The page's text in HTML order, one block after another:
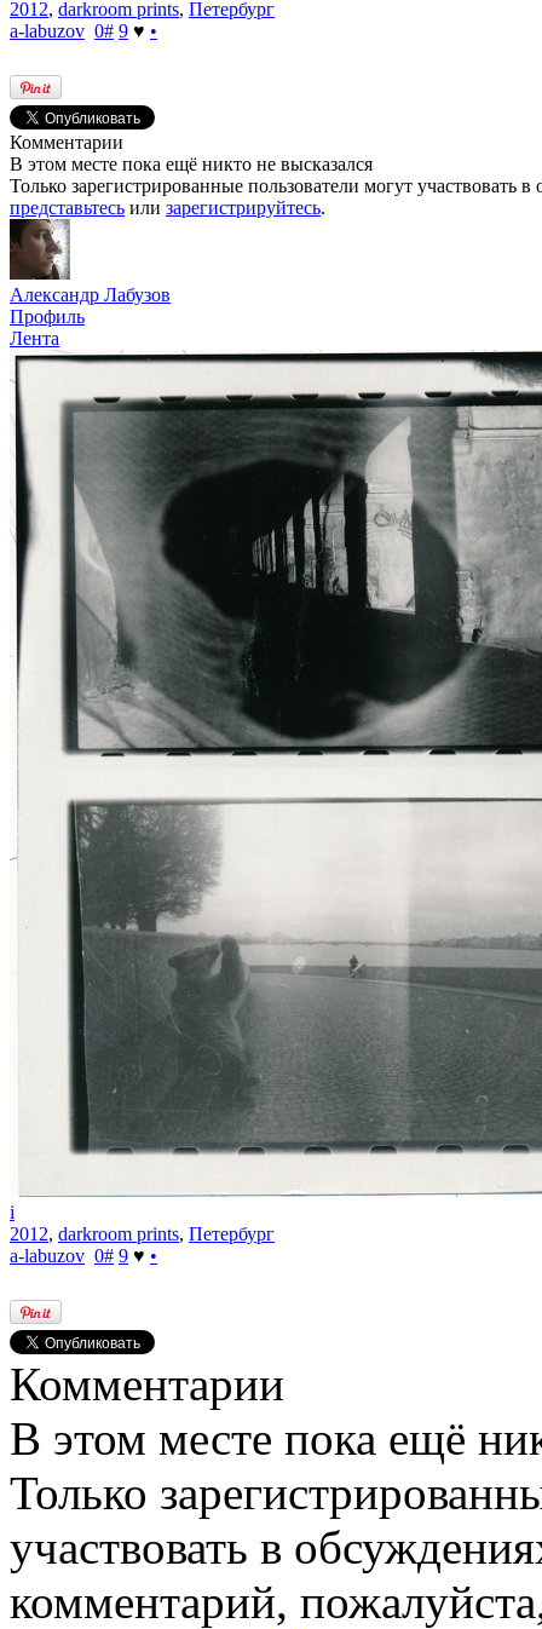
2012, darkroom prints, Петербург
a-labuzov 0# 9 ♥ •
Комментарии
В этом месте пока ещё никто не высказался
Только зарегистрированные пользователи могут
представьтесь или зарегистрируйтесь.
Александр Лабузов
Профиль
Лента
i
2012, darkroom prints, Петербург
a-labuzov 0# 9 ♥ •
Комментарии
В этом месте пока ещё
Только
участвовать в
комментарий,